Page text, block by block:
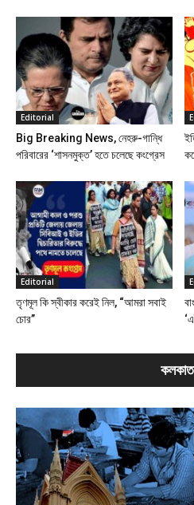
Editorial
Big Breaking News, নেহরু-গান্ধি
পরিবারের ‘শাসনমুক্ত’ হতে চলেছে কংগ্রেস
Editorial
তৃণমূল কি স্বীকার করেই নিল, “আমরা সবাই
চোর”